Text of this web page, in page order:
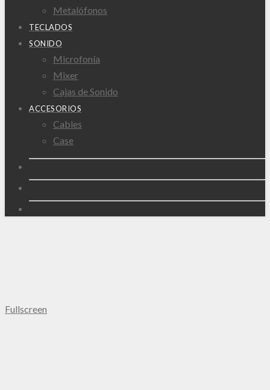
Metalófonos
TECLADOS
SONIDO
Microfonía
Mixer
Cajas de Sonido
ACCESORIOS
Cables
Case
Fullscreen